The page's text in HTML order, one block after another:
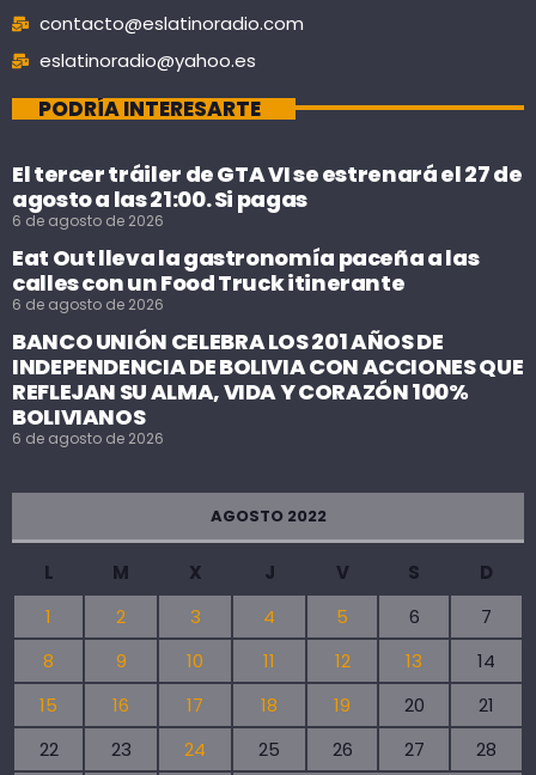
contacto@eslatinoradio.com
eslatinoradio@yahoo.es
PODRÍA INTERESARTE
El tercer tráiler de GTA VI se estrenará el 27 de
agosto a las 21:00. Si pagas
6 de agosto de 2026
Eat Out lleva la gastronomía paceña a las
calles con un Food Truck itinerante
6 de agosto de 2026
BANCO UNIÓN CELEBRA LOS 201 AÑOS DE
INDEPENDENCIA DE BOLIVIA CON ACCIONES QUE
REFLEJAN SU ALMA, VIDA Y CORAZÓN 100%
BOLIVIANOS
6 de agosto de 2026
AGOSTO 2022
L M X J V S
D
1
2 3 4 5 6
7
8
9 10 11 12 13
14
15
16 17 18 19 20
21
22
23 24 25 26 27 28